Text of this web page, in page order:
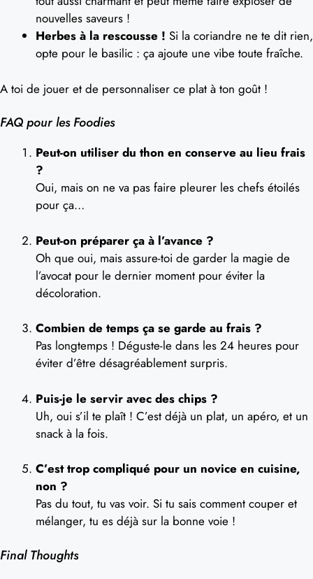
nouvelles saveurs !
Herbes à la rescousse ! Si la coriandre ne te dit rien,
opte pour le basilic : ça ajoute une vibe toute fraîche.
A toi de jouer et de personnaliser ce plat à ton goût !
FAQ pour les Foodies
Peut-on utiliser du thon en conserve au lieu frais
?
Oui, mais on ne va pas faire pleurer les chefs étoilés
pour ça…
Peut-on préparer ça à l’avance ?
Oh que oui, mais assure-toi de garder la magie de
l’avocat pour le dernier moment pour éviter la
décoloration.
Combien de temps ça se garde au frais ?
Pas longtemps ! Déguste-le dans les 24 heures pour
éviter d’être désagréablement surpris.
Puis-je le servir avec des chips ?
Uh, oui s’il te plaît ! C’est déjà un plat, un apéro, et un
snack à la fois.
C’est trop compliqué pour un novice en cuisine,
non ?
Pas du tout, tu vas voir. Si tu sais comment couper et
mélanger, tu es déjà sur la bonne voie !
Final Thoughts